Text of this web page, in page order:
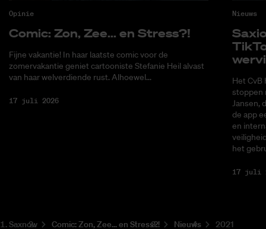
Opinie
Co­mic: Zon, Zee... en Stress?!
Fijne vakantie! In haar laatste comic voor de
zomervakantie geniet cartooniste Stefanie Heil alvast
van haar welverdiende rust. Alhoewel...
17 juli 2026
Nieuws
Het CvB
stoppen
Jansen,
de app
en
het
17 juli
Saxnow Co­mic: Zon, Zee... en Stress?! Nieuws
2021